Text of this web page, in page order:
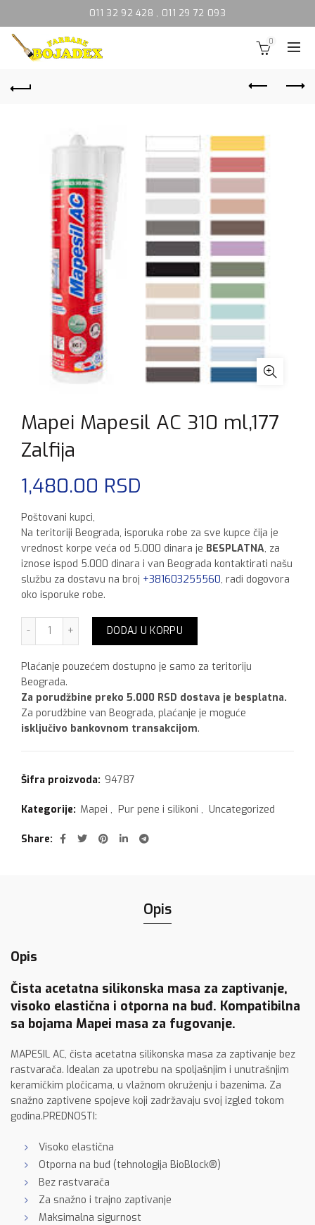
011 32 92 428 , 011 29 72 093
0
Mapei Mapesil AC 310 ml,177
Zalfija
1,480.00 RSD
Poštovani kupci,
Na teritoriji Beograda, isporuka robe za sve kupce čija je
vrednost korpe veća od 5.000 dinara je BESPLATNA, za
iznose ispod 5.000 dinara i van Beograda kontaktirati našu
službu za dostavu na broj +381603255560, radi dogovora
oko isporuke robe.
Mapei Mapesil AC 310 ml,177 Zalfija količina
DODAJ U KORPU
Plaćanje pouzećem dostupno je samo za teritoriju
Beograda.
Za porudžbine preko 5.000 RSD dostava je besplatna.
Za porudžbine van Beograda, plaćanje je moguće
isključivo bankovnom transakcijom.
Šifra proizvoda: 94787
Kategorije: Mapei , Pur pene i silikoni , Uncategorized
Share
Opis
Opis
Čista acetatna silikonska masa za zaptivanje,
visoko elastična i otporna na buđ. Kompatibilna
sa bojama Mapei masa za fugovanje.
MAPESIL AC, čista acetatna silikonska masa za zaptivanje bez
rastvarača. Idealan za upotrebu na spoljašnjim i unutrašnjim
keramičkim pločicama, u vlažnom okruženju i bazenima. Za
snažno zaptivene spojeve koji zadržavaju svoj izgled tokom
godina.PREDNOSTI:
Visoko elastična
Otporna na buđ (tehnologija BioBlock®)
Bez rastvarača
Za snažno i trajno zaptivanje
Maksimalna sigurnost